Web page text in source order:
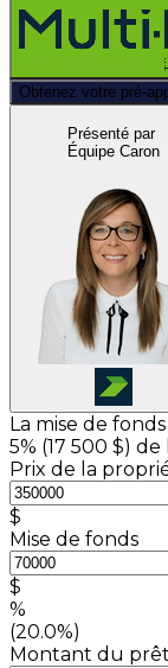
Obtenez votre pré-
Présenté par
Équipe Caron
La mise de
5% (17 500 $) de
Prix de la
$
Mise de fonds
$
%
(20.0%)
Montant du prêt